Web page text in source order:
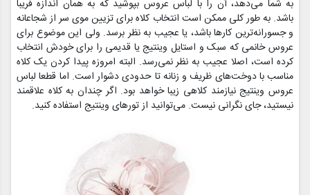
به شما می‌دهد، آن را با لباس عروس بپوشید که به همان اندازه فریبا
باشد. به طور کلی ممکن است انتخاب کلاه برای تزیین موی سر از شجاعانه
و جسورانه‌ترین کارها باشد، یا عجیب به نظر برسد. ولی این موضوع برای
عروس خانمی که سبک و استایل وینتیج یا قدیمی را برای خودش انتخاب
کرده است، اصلا عجیب به نظر نمی‌رسد. البته امروزه پیدا کردن یک کلاه
مناسب با دوخت‌های ظریف و زنانه تا حدودی دشوار است. اما قطعا لباس
عروس وینتیج نیازمند کلاهی زیبا خواهد بود. اگر چندان به کلاه علاقمند
نیستید، جای نگرانی نیست. می‌توانید از تورهای وینتیج استفاده کنید.